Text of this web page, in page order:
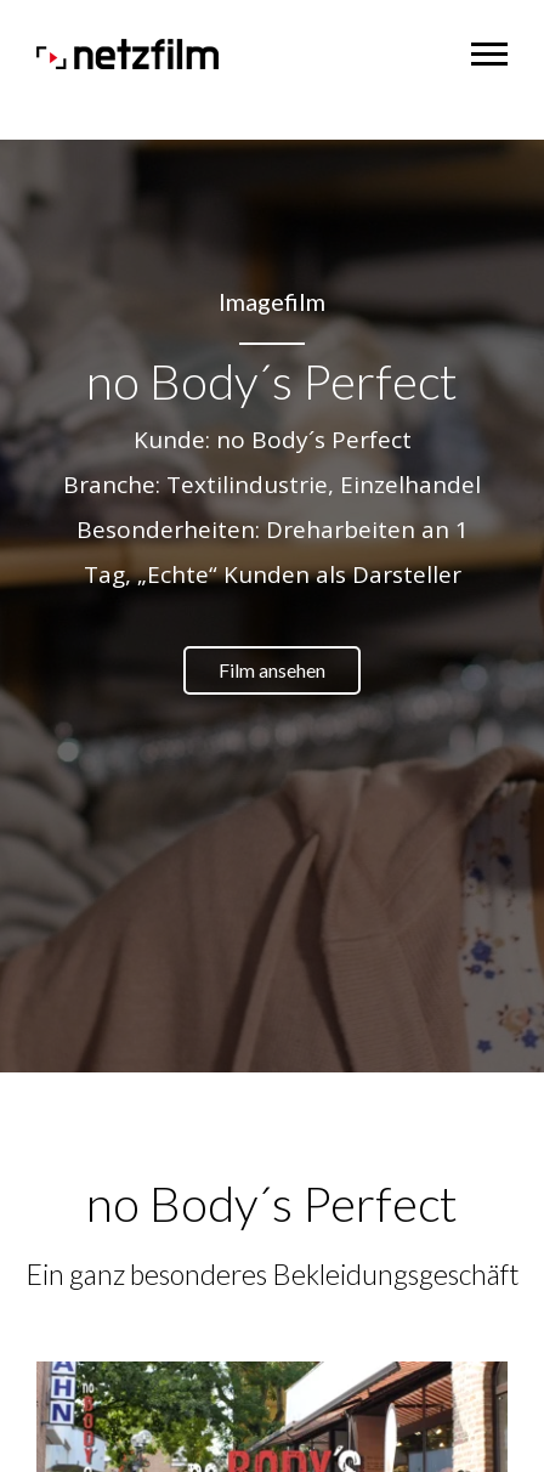
Imagefilm
no Body´s Perfect
Kunde: no Body´s Perfect
Branche: Textilindustrie, Einzelhandel
Besonderheiten: Dreharbeiten an 1
Tag, „Echte“ Kunden als Darsteller
Film ansehen
no Body´s Perfect
Ein ganz besonderes Bekleidungsgeschäft